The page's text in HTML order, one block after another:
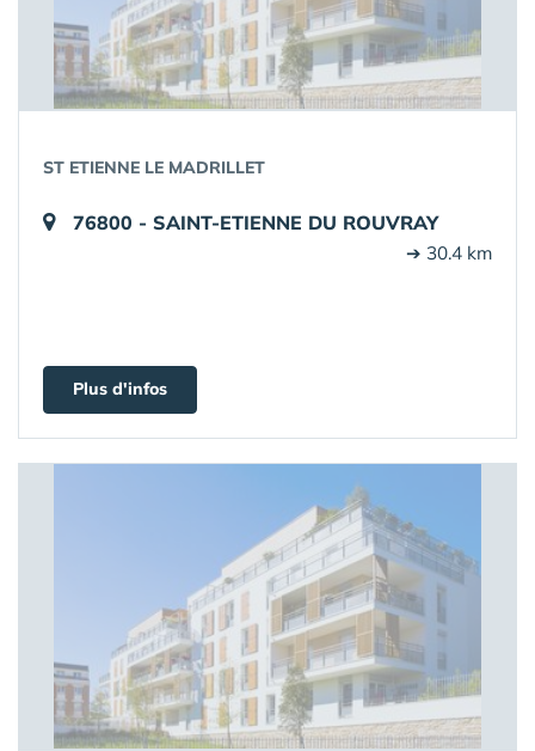
ST ETIENNE LE MADRILLET
76800 - SAINT-ETIENNE DU ROUVRAY
➔ 30.4 km
Plus d'infos